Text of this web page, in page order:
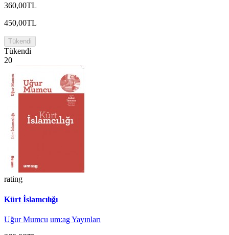
360,00TL
450,00TL
Tükendi
Tükendi
20
rating
Kürt İslamcılığı
Uğur Mumcu um:ag Yayınları